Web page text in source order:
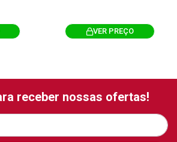
VER PREÇO
receber nossas ofertas!